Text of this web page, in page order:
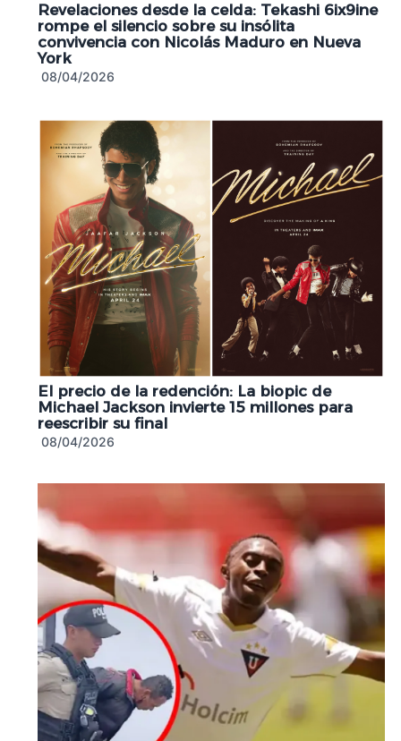
Revelaciones desde la celda: Tekashi 6ix9ine
rompe el silencio sobre su insólita
convivencia con Nicolás Maduro en Nueva
York
08/04/2026
El precio de la redención: La biopic de
Michael Jackson invierte 15 millones para
reescribir su final
08/04/2026